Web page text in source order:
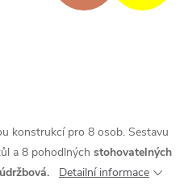
konstrukcí pro 8 osob. Sestavu
a 8 pohodlných stohovatelných
Detailní informace